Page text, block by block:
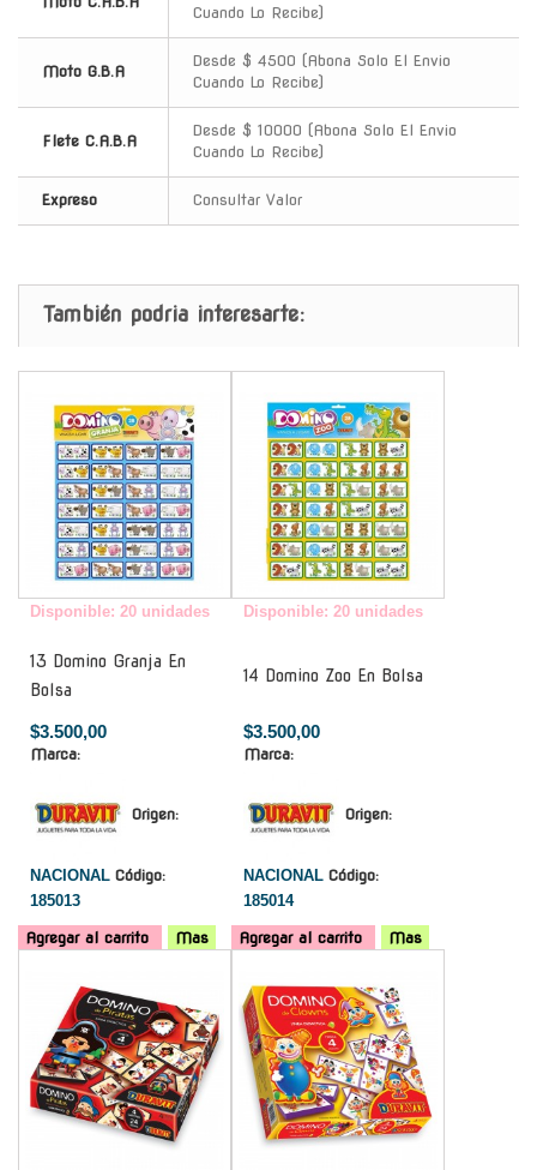
Cuando Lo Recibe)
Moto G.B.A
Desde $ 4500 (Abona Solo El Envio
Cuando Lo Recibe)
Flete C.A.B.A
Desde $ 10000 (Abona Solo El Envio
Cuando Lo Recibe)
Expreso Consultar Valor
También podria interesarte:
Disponible: 20 unidades
13 Domino Granja En
Bolsa
$3.500,00
Marca:
Origen:
NACIONAL Código:
185013
Agregar al carrito Mas
Disponible: 20 unidades
14 Domino Zoo En Bolsa
$3.500,00
Marca:
Origen:
NACIONAL Código:
185014
Agregar al carrito
Mas